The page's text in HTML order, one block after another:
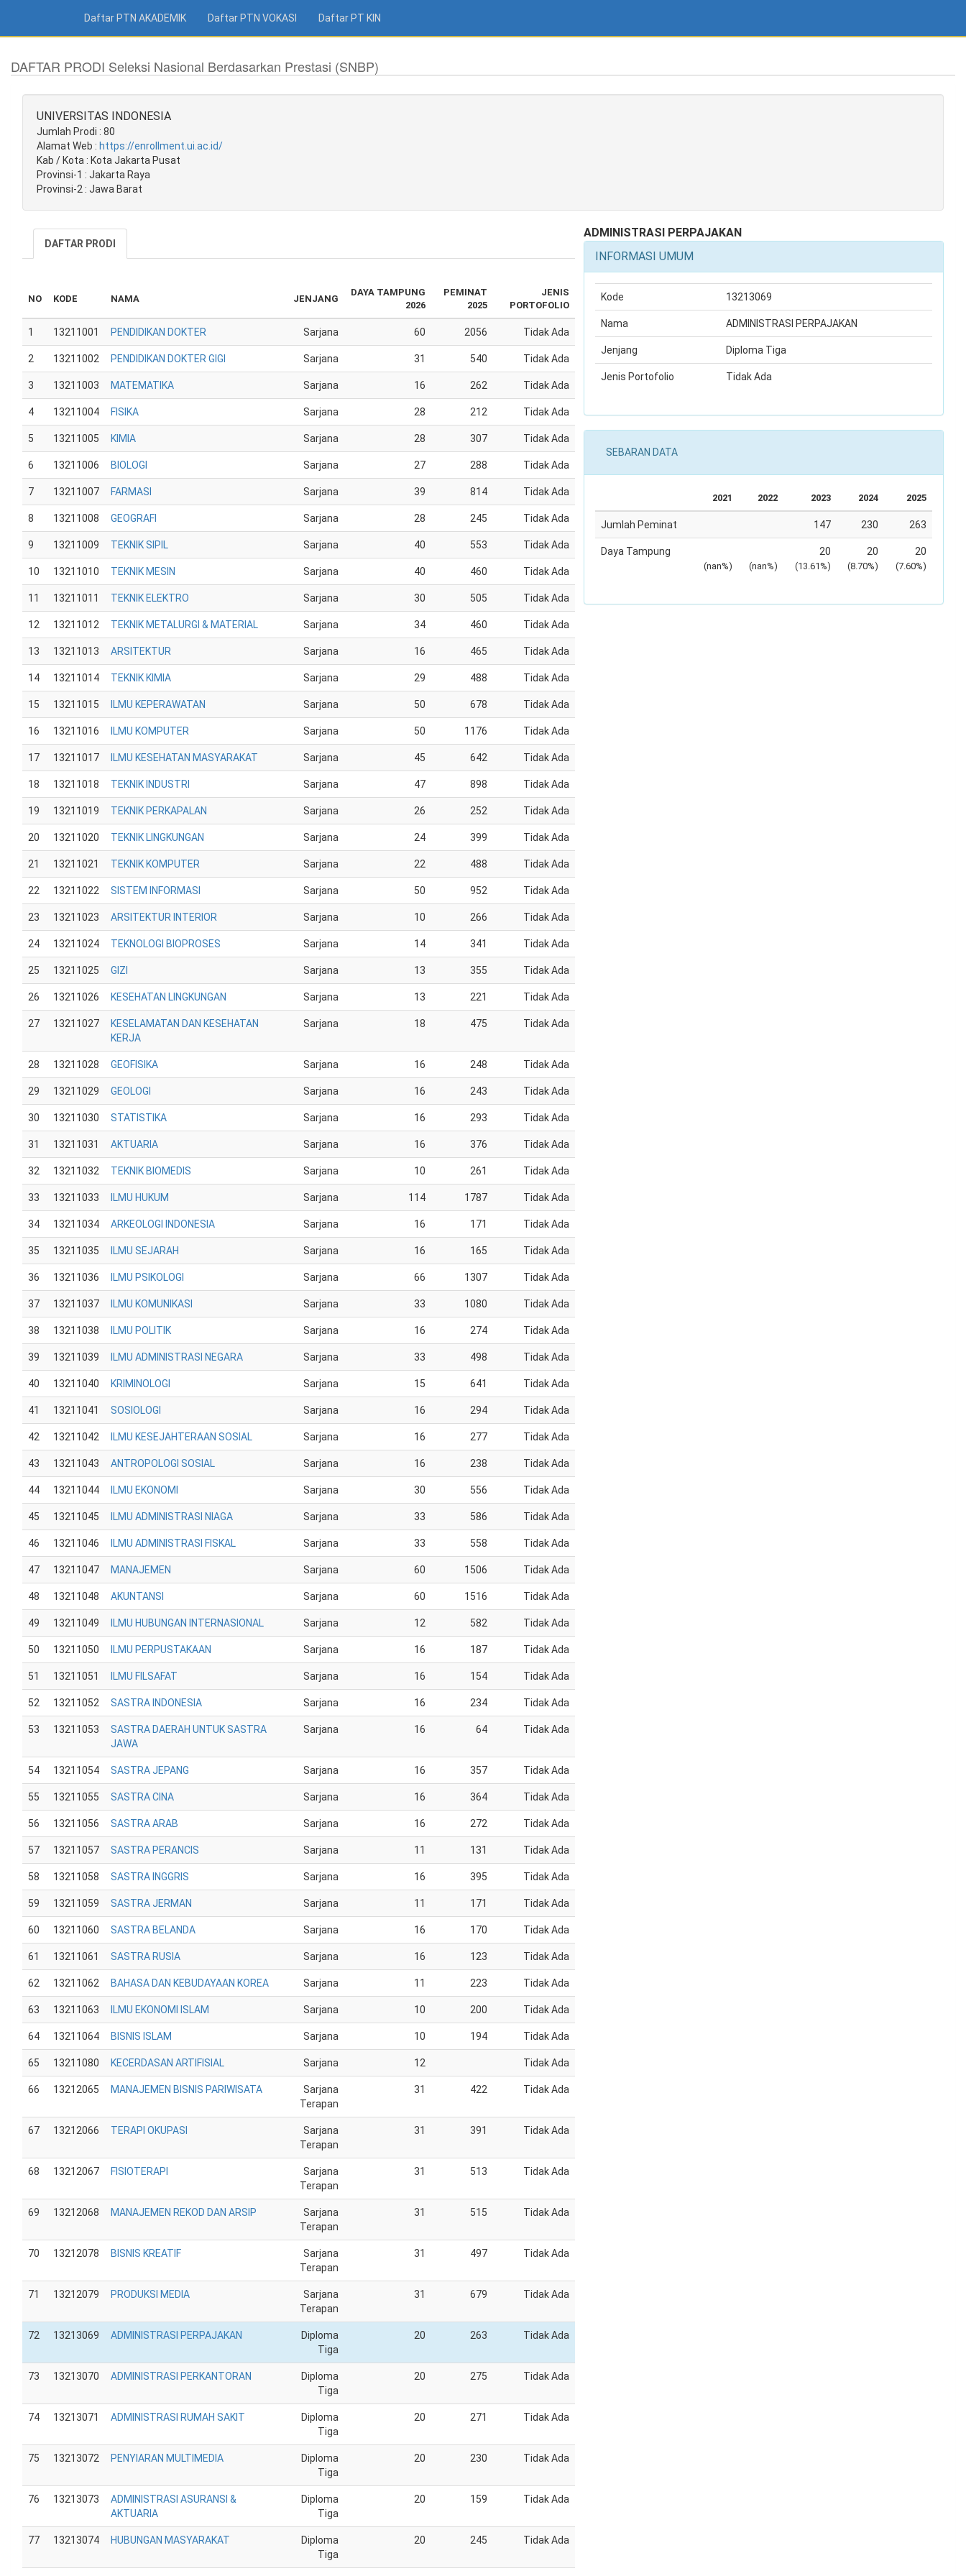
Daftar PTN AKADEMIK Daftar PTN VOKASI Daftar PT KIN
DAFTAR PRODI Seleksi Nasional Berdasarkan Prestasi (SNBP)
UNIVERSITAS INDONESIA
Jumlah Prodi : 80
Alamat Web : https://enrollment.ui.ac.id/
Kab / Kota : Kota Jakarta Pusat
Provinsi-1 : Jakarta Raya
Provinsi-2 : Jawa Barat
DAFTAR PRODI
NO KODE NAMA JENJANG
DAYA TAMPUNG
2026
PEMINAT
2025
JENIS
PORTOFOLIO
1 13211001 PENDIDIKAN DOKTER Sarjana 60 2056 Tidak Ada
2 13211002 PENDIDIKAN DOKTER GIGI Sarjana 31 540 Tidak Ada
3 13211003 MATEMATIKA Sarjana 16 262 Tidak Ada
4 13211004 FISIKA Sarjana 28 212 Tidak Ada
5 13211005 KIMIA Sarjana 28 307 Tidak Ada
6 13211006 BIOLOGI Sarjana 27 288 Tidak Ada
7 13211007 FARMASI Sarjana 39 814 Tidak Ada
8 13211008 GEOGRAFI Sarjana 28 245 Tidak Ada
9 13211009 TEKNIK SIPIL Sarjana 40 553 Tidak Ada
10 13211010 TEKNIK MESIN Sarjana 40 460 Tidak Ada
11 13211011 TEKNIK ELEKTRO Sarjana 30 505 Tidak Ada
12 13211012 TEKNIK METALURGI & MATERIAL Sarjana 34 460 Tidak Ada
13 13211013 ARSITEKTUR Sarjana 16 465 Tidak Ada
14 13211014 TEKNIK KIMIA Sarjana 29 488 Tidak Ada
15 13211015 ILMU KEPERAWATAN Sarjana 50 678 Tidak Ada
16 13211016 ILMU KOMPUTER Sarjana 50 1176 Tidak Ada
17 13211017 ILMU KESEHATAN MASYARAKAT Sarjana 45 642 Tidak Ada
18 13211018 TEKNIK INDUSTRI Sarjana 47 898 Tidak Ada
19 13211019 TEKNIK PERKAPALAN Sarjana 26 252 Tidak Ada
20 13211020 TEKNIK LINGKUNGAN Sarjana 24 399 Tidak Ada
21 13211021 TEKNIK KOMPUTER Sarjana 22 488 Tidak Ada
22 13211022 SISTEM INFORMASI Sarjana 50 952 Tidak Ada
23 13211023 ARSITEKTUR INTERIOR Sarjana 10 266 Tidak Ada
24 13211024 TEKNOLOGI BIOPROSES Sarjana 14 341 Tidak Ada
25 13211025 GIZI Sarjana 13 355 Tidak Ada
26 13211026 KESEHATAN LINGKUNGAN Sarjana 13 221 Tidak Ada
27 13211027
KESELAMATAN DAN KESEHATAN
KERJA
Sarjana 18 475 Tidak Ada
28 13211028 GEOFISIKA Sarjana 16 248 Tidak Ada
29 13211029 GEOLOGI Sarjana 16 243 Tidak Ada
30 13211030 STATISTIKA Sarjana 16 293 Tidak Ada
31 13211031 AKTUARIA Sarjana 16 376 Tidak Ada
32 13211032 TEKNIK BIOMEDIS Sarjana 10 261 Tidak Ada
33 13211033 ILMU HUKUM Sarjana 114 1787 Tidak Ada
34 13211034 ARKEOLOGI INDONESIA Sarjana 16 171 Tidak Ada
35 13211035 ILMU SEJARAH Sarjana 16 165 Tidak Ada
36 13211036 ILMU PSIKOLOGI Sarjana 66 1307 Tidak Ada
37 13211037 ILMU KOMUNIKASI Sarjana 33 1080 Tidak Ada
38 13211038 ILMU POLITIK Sarjana 16 274 Tidak Ada
39 13211039 ILMU ADMINISTRASI NEGARA Sarjana 33 498 Tidak Ada
40 13211040 KRIMINOLOGI Sarjana 15 641 Tidak Ada
41 13211041 SOSIOLOGI Sarjana 16 294 Tidak Ada
42 13211042 ILMU KESEJAHTERAAN SOSIAL Sarjana 16 277 Tidak Ada
43 13211043 ANTROPOLOGI SOSIAL Sarjana 16 238 Tidak Ada
44 13211044 ILMU EKONOMI Sarjana 30 556 Tidak Ada
45 13211045 ILMU ADMINISTRASI NIAGA Sarjana 33 586 Tidak Ada
46 13211046 ILMU ADMINISTRASI FISKAL Sarjana 33 558 Tidak Ada
47 13211047 MANAJEMEN Sarjana 60 1506 Tidak Ada
48 13211048 AKUNTANSI Sarjana 60 1516 Tidak Ada
49 13211049 ILMU HUBUNGAN INTERNASIONAL Sarjana 12 582 Tidak Ada
50 13211050 ILMU PERPUSTAKAAN Sarjana 16 187 Tidak Ada
51 13211051 ILMU FILSAFAT Sarjana 16 154 Tidak Ada
52 13211052 SASTRA INDONESIA Sarjana 16 234 Tidak Ada
53 13211053
SASTRA DAERAH UNTUK SASTRA
JAWA
Sarjana 16 64 Tidak Ada
54 13211054 SASTRA JEPANG Sarjana 16 357 Tidak Ada
55 13211055 SASTRA CINA Sarjana 16 364 Tidak Ada
56 13211056 SASTRA ARAB Sarjana 16 272 Tidak Ada
57 13211057 SASTRA PERANCIS Sarjana 11 131 Tidak Ada
58 13211058 SASTRA INGGRIS Sarjana 16 395 Tidak Ada
59 13211059 SASTRA JERMAN Sarjana 11 171 Tidak Ada
60 13211060 SASTRA BELANDA Sarjana 16 170 Tidak Ada
61 13211061 SASTRA RUSIA Sarjana 16 123 Tidak Ada
62 13211062 BAHASA DAN KEBUDAYAAN KOREA Sarjana 11 223 Tidak Ada
63 13211063 ILMU EKONOMI ISLAM Sarjana 10 200 Tidak Ada
64 13211064 BISNIS ISLAM Sarjana 10 194 Tidak Ada
65 13211080 KECERDASAN ARTIFISIAL Sarjana 12 Tidak Ada
66 13212065 MANAJEMEN BISNIS PARIWISATA
Sarjana
Terapan
31 422 Tidak Ada
67 13212066 TERAPI OKUPASI
Sarjana
Terapan
31 391 Tidak Ada
68 13212067 FISIOTERAPI
Sarjana
Terapan
31 513 Tidak Ada
69 13212068 MANAJEMEN REKOD DAN ARSIP
Sarjana
Terapan
31 515 Tidak Ada
70 13212078 BISNIS KREATIF
Sarjana
Terapan
31 497 Tidak Ada
71 13212079 PRODUKSI MEDIA
Sarjana
Terapan
31 679 Tidak Ada
72 13213069 ADMINISTRASI PERPAJAKAN
Diploma
Tiga
20 263 Tidak Ada
73 13213070 ADMINISTRASI PERKANTORAN
Diploma
Tiga
20 275 Tidak Ada
74 13213071 ADMINISTRASI RUMAH SAKIT
Diploma
Tiga
20 271 Tidak Ada
75 13213072 PENYIARAN MULTIMEDIA
Diploma
Tiga
20 230 Tidak Ada
76 13213073
ADMINISTRASI ASURANSI &
AKTUARIA
Diploma
Tiga
20 159 Tidak Ada
77 13213074 HUBUNGAN MASYARAKAT
Diploma
Tiga
20 245 Tidak Ada
ADMINISTRASI PERPAJAKAN
INFORMASI UMUM
Kode 13213069
Nama ADMINISTRASI PERPAJAKAN
Jenjang Diploma Tiga
Jenis Portofolio Tidak Ada
SEBARAN DATA
2021 2022 2023 2024 2025
Jumlah Peminat 147 230 263
Daya Tampung
(nan%) (nan%)
20
(13.61%)
20
(8.70%)
20
(7.60%)